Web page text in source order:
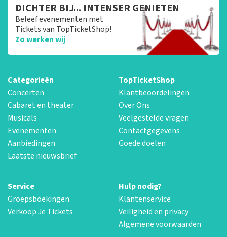
DICHTER BIJ... INTENSER GENIETEN
Beleef evenementen met
Tickets van TopTicketShop!
Zo werken wij
Categorieën
Concerten
Cabaret en theater
Musicals
Evenementen
Aanbiedingen
Laatste nieuwsbrief
TopTicketShop
Klantbeoordelingen
Over Ons
Veelgestelde vragen
Contactgegevens
Goede doelen
Service
Groepsboekingen
Verkoop Je Tickets
Hulp nodig?
Klantenservice
Veiligheid en privacy
Algemene voorwaarden